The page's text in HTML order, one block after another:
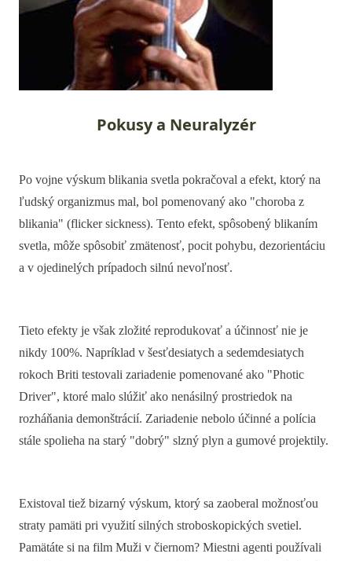
Pokusy a Neuralyzér
Po vojne výskum blikania svetla pokračoval a efekt, ktorý na
ľudský organizmus mal, bol pomenovaný ako "choroba z
blikania" (flicker sickness). Tento efekt, spôsobený blikaním
svetla, môže spôsobiť zmätenosť, pocit pohybu, dezorientáciu
a v ojedinelých prípadoch silnú nevoľnosť.
Tieto efekty je však zložité reprodukovať a účinnosť nie je
nikdy 100%. Napríklad v šesťdesiatych a sedemdesiatych
rokoch Briti testovali zariadenie pomenované ako "Photic
Driver", ktoré malo slúžiť ako nenásilný prostriedok na
rozháňania demonštrácií. Zariadenie nebolo účinné a polícia
stále spolieha na starý "dobrý" slzný plyn a gumové projektily.
Existoval tiež bizarný výskum, ktorý sa zaoberal možnosťou
straty pamäti pri využití silných stroboskopických svetiel.
Pamätáte si na film Muži v čiernom? Miestni agenti používali